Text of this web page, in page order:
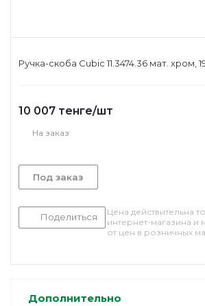
Ручка-скоба Cubic 11.3474.36 мат. хром,
10 007 тенге/шт
На заказ
Под заказ
Поделиться
Цена действительна
интернет-магазина и
от цен в розничных
Дополнительно